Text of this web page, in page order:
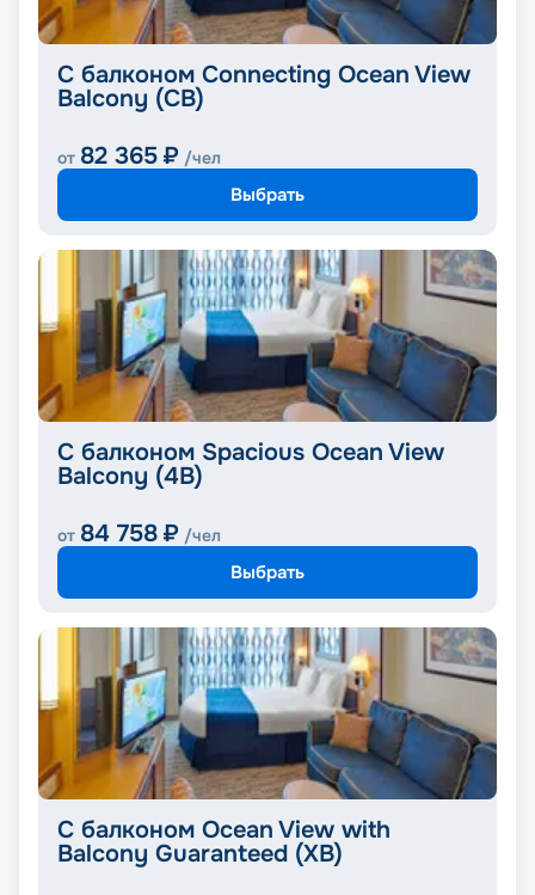
С балконом Connecting Ocean View
Balcony (CB)
от 82 365 ₽ /чел
Выбрать
С балконом Spacious Ocean View
Balcony (4B)
от 84 758 ₽ /чел
Выбрать
С балконом Ocean View with
Balcony Guaranteed (XB)